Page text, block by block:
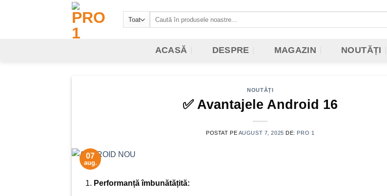
ACASĂ DESPRE MAGAZIN NOUTĂȚI
NOUTĂȚI
✅ Avantajele Android 16
POSTAT PE AUGUST 7, 2025 DE: PRO 1
07
aug.
Performanță îmbunătățită: